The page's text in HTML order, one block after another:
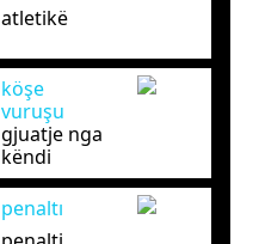
atletikë
köşe
vuruşu
gjuatje nga
këndi
penaltı